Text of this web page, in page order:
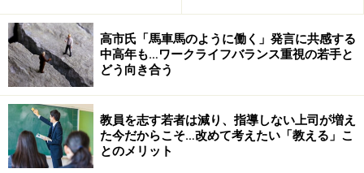
9：00～10：30 農作業
10：30～11：00 休憩
11：00～12：00 農作業
12：00～13：00 昼食
13：00～15：00 農作業
15：00～15：30 休憩
15：30～18：00 農作業
高市氏「馬車馬のように働く」発言に共感する
中高年も…ワークライフバランス重視の若手と
どう向き合う
教員を志す若者は減り、指導しない上司が増え
た今だからこそ…改めて考えたい「教える」こ
とのメリット